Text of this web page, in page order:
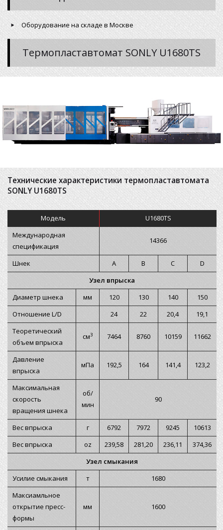
Оборудование на складе в Москве
Термопластавтомат SONLY U1680TS
Технические характеристики термопластавтомата
SONLY U1680TS
Модель
U1680TS
Международная
спецификация
14366
Шнек A B C
D
Узел впрыска
Диаметр шнека
мм 120 130 140
150
Отношение L/D
24 22 20,4
19,1
Теоретический
объем впрыска
см3 7464 8760 10159 11662
Давление
впрыска
мПа 192,5 164 141,4 123,2
Максимальная
скорость
вращения шнека
об/
мин
90
Вес впрыска г 6792 7972 9245
10613
Вес впрыска
oz 239,58 281,20 236,11
374,36
Узел смыкания
Усилие смыкания
т
1680
Максиамльное
открытие пресс-
формы
мм 1600